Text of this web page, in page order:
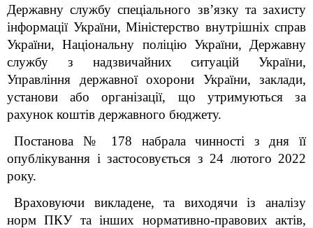
Державну службу спеціального зв’язку та захисту
інформації України, Міністерство внутрішніх справ
України, Національну поліцію України, Державну
службу з надзвичайних ситуацій України,
Управління державної охорони України, заклади,
установи або організації, що утримуються за
рахунок коштів державного бюджету.
Постанова № 178 набрала чинності з дня її
опублікування і застосовується з 24 лютого 2022
року.
Враховуючи викладене, та виходячи із аналізу
норм ПКУ та інших нормативно-правових актів,